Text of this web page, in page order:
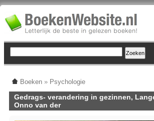
Boeken » Psychologie
Gedrags- verandering in gezinnen,
Onno van der